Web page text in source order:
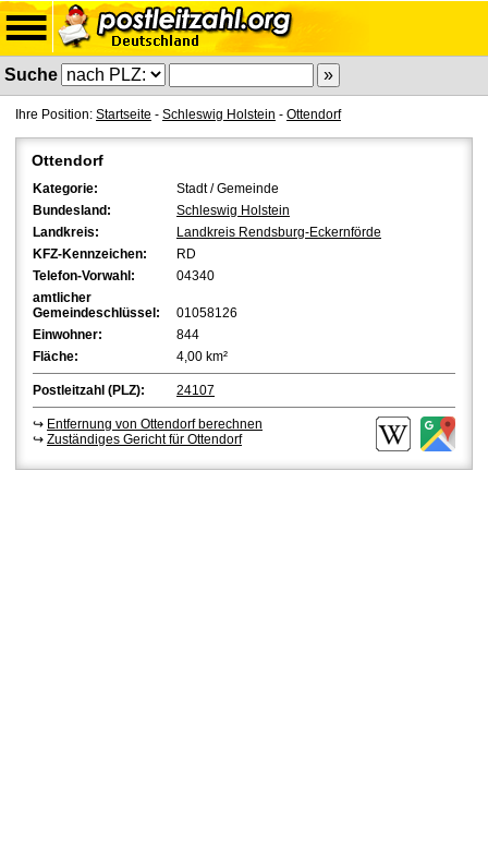
Suche
Ihre Position: Startseite - Schleswig Holstein - Ottendorf
Ottendorf
Kategorie:
Stadt / Gemeinde
Bundesland:
Schleswig Holstein
Landkreis:
Landkreis Rendsburg-Eckernförde
KFZ-Kennzeichen:
RD
Telefon-Vorwahl:
04340
amtlicher
Gemeindeschlüssel:
01058126
Einwohner:
844
Fläche:
4,00 km²
Postleitzahl (PLZ): 24107
↪ Entfernung von Ottendorf berechnen
↪ Zuständiges Gericht für Ottendorf